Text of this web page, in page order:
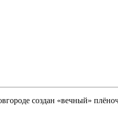
создан «вечный»